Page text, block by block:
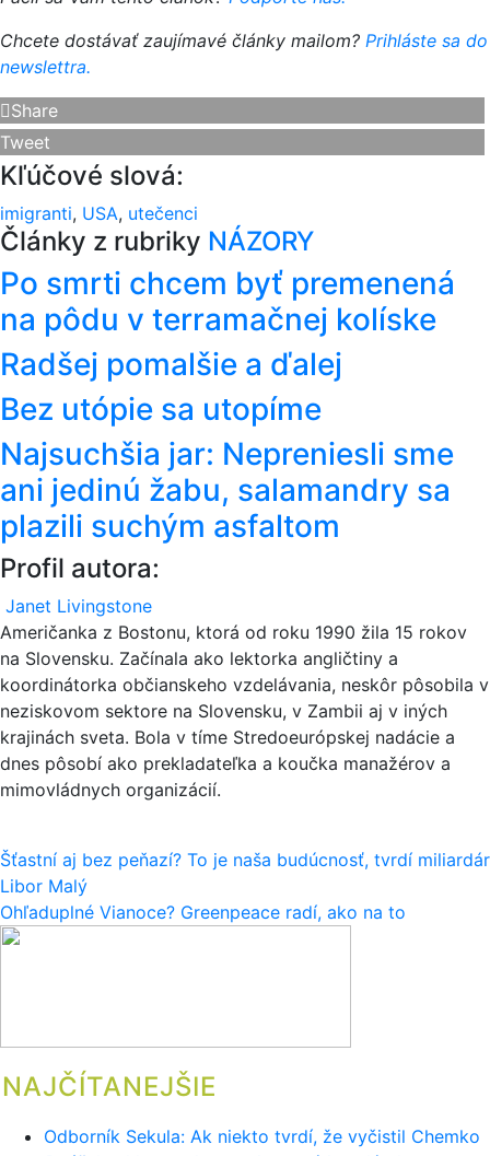
Chcete dostávať zaujímavé články mailom? Prihláste sa do
newslettra.
Share
Tweet
Kľúčové slová:
imigranti, USA, utečenci
Články z rubriky NÁZORY
Po smrti chcem byť premenená
na pôdu v terramačnej kolíske
Radšej pomalšie a ďalej
Bez utópie sa utopíme
Najsuchšia jar: Nepreniesli sme
ani jedinú žabu, salamandry sa
plazili suchým asfaltom
Profil autora:
Janet Livingstone
Američanka z Bostonu, ktorá od roku 1990 žila 15 rokov
na Slovensku. Začínala ako lektorka angličtiny a
koordinátorka občianskeho vzdelávania, neskôr pôsobila v
neziskovom sektore na Slovensku, v Zambii aj v iných
krajinách sveta. Bola v tíme Stredoeurópskej nadácie a
dnes pôsobí ako prekladateľka a koučka manažérov a
mimovládnych organizácií.
Navigácia
v
článku
Šťastní aj bez peňazí? To je naša budúcnosť, tvrdí miliardár
Libor Malý
Ohľaduplné Vianoce? Greenpeace radí, ako na to
NAJČÍTANEJŠIE
Odborník Sekula: Ak niekto tvrdí, že vyčistil Chemko